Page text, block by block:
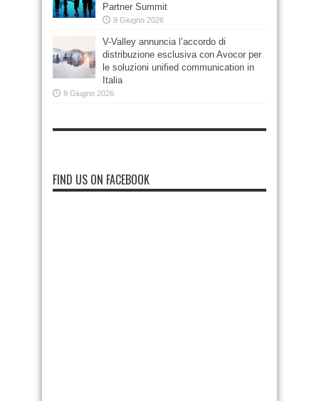
Partner Summit
9 Giugno 2026
V-Valley annuncia l’accordo di
distribuzione esclusiva con Avocor per
le soluzioni unified communication in
Italia
9 Giugno 2026
FIND US ON FACEBOOK